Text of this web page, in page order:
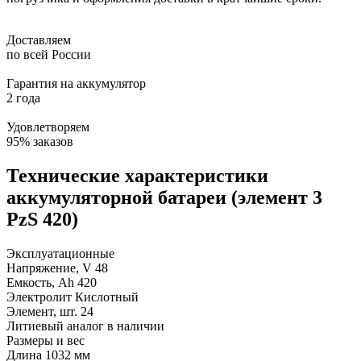
Доставляем
по всей России
Гарантия на аккумулятор
2 года
Удовлетворяем
95% заказов
Технические характеристики
аккумуляторной батареи (элемент 3
PzS 420)
Эксплуатационные
Напряжение, V 48
Емкость, Ah 420
Электролит Кислотный
Элемент, шт. 24
Литиевый аналог в наличии
Размеры и вес
Длина 1032 мм